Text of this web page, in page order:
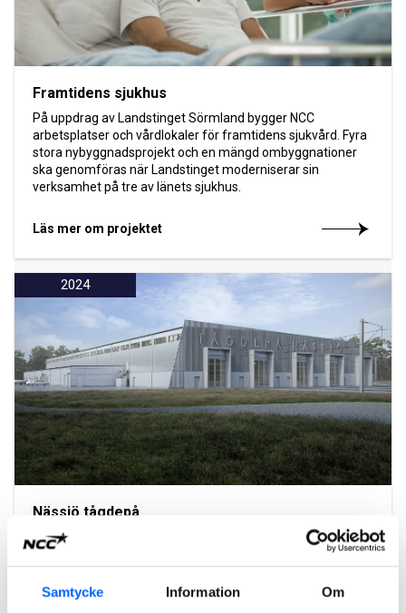
Samtycke Information Om
Framtidens sjukhus
På uppdrag av Landstinget Sörmland bygger NCC
arbetsplatser och vårdlokaler för framtidens sjukvård. Fyra
stora nybyggnadsprojekt och en mängd ombyggnationer
ska genomföras när Landstinget moderniserar sin
verksamhet på tre av länets sjukhus.
Läs mer om projektet
2024
Nässjö tågdepå
Nässjö nya tågdepå är byggd i samverkan med Region
Jönköpings län och med ett samarbete mellan
medarbetare från NCC Building och NCC Infrastructure.
Tågdepån är en stor satsning i Nässjö med målsättningen